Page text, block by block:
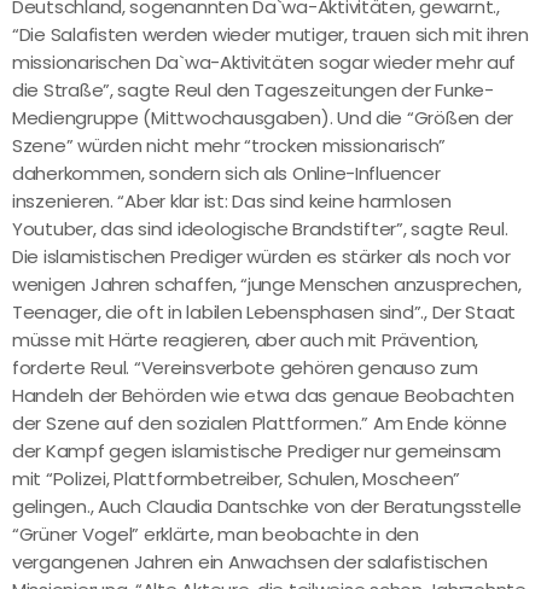
Deutschland, sogenannten Da`wa-Aktivitäten, gewarnt.,
“Die Salafisten werden wieder mutiger, trauen sich mit ihren
missionarischen Da`wa-Aktivitäten sogar wieder mehr auf
die Straße”, sagte Reul den Tageszeitungen der Funke-
Mediengruppe (Mittwochausgaben). Und die “Größen der
Szene” würden nicht mehr “trocken missionarisch”
daherkommen, sondern sich als Online-Influencer
inszenieren. “Aber klar ist: Das sind keine harmlosen
Youtuber, das sind ideologische Brandstifter”, sagte Reul.
Die islamistischen Prediger würden es stärker als noch vor
wenigen Jahren schaffen, “junge Menschen anzusprechen,
Teenager, die oft in labilen Lebensphasen sind”., Der Staat
müsse mit Härte reagieren, aber auch mit Prävention,
forderte Reul. “Vereinsverbote gehören genauso zum
Handeln der Behörden wie etwa das genaue Beobachten
der Szene auf den sozialen Plattformen.” Am Ende könne
der Kampf gegen islamistische Prediger nur gemeinsam
mit “Polizei, Plattformbetreiber, Schulen, Moscheen”
gelingen., Auch Claudia Dantschke von der Beratungsstelle
“Grüner Vogel” erklärte, man beobachte in den
vergangenen Jahren ein Anwachsen der salafistischen